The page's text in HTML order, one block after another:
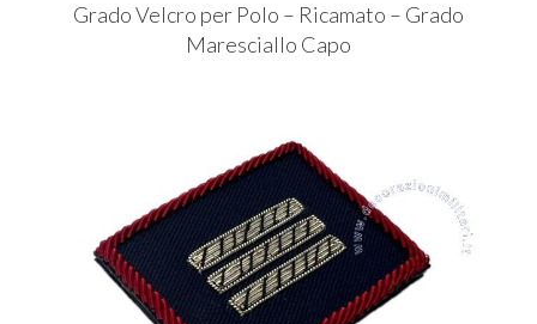
Grado Velcro per Polo – Ricamato – Grado
Maresciallo Capo